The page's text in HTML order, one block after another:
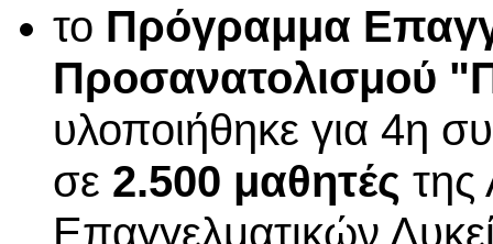
το Πρόγραμμα
Προσανατολισμού
υλοποιήθηκε για 4η
σε 2.500 μαθητές της
Επαγγελματικών